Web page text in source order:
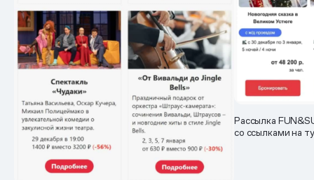
Рассылка
со ссылками на